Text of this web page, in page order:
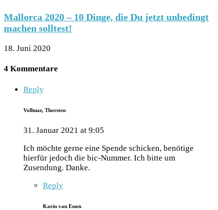
Mallorca 2020 – 10 Dinge, die Du jetzt unbedingt
machen solltest!
18. Juni 2020
4 Kommentare
Reply
Vollmar, Thorsten
31. Januar 2021 at 9:05
Ich möchte gerne eine Spende schicken, benötige
hierfür jedoch die bic-Nummer. Ich bitte um
Zusendung. Danke.
Reply
Karin van Essen